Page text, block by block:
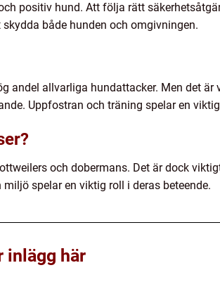
positiv hund. Att följa rätt
både hunden och omgivningen.
andel allvarliga hundattacker. Men det
Uppfostran och träning spelar en
och dobermans. Det är dock
spelar en viktig roll i deras beteende.
inlägg här